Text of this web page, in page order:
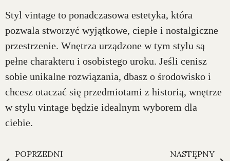
Styl vintage to ponadczasowa estetyka, która
pozwala stworzyć wyjątkowe, ciepłe i nostalgiczne
przestrzenie. Wnętrza urządzone w tym stylu są
pełne charakteru i osobistego uroku. Jeśli cenisz
sobie unikalne rozwiązania, dbasz o środowisko i
chcesz otaczać się przedmiotami z historią, wnętrze
w stylu vintage będzie idealnym wyborem dla
ciebie.
POPRZEDNI NASTĘPNY